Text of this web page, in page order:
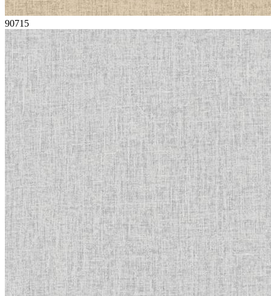
90715